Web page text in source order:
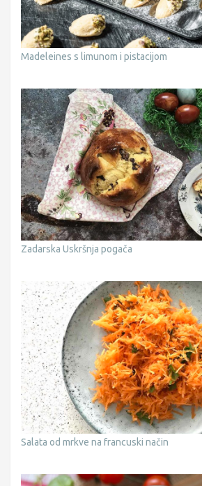
Madeleines s limunom i pistacijom
Zadarska Uskršnja pogača
Salata od mrkve na francuski način